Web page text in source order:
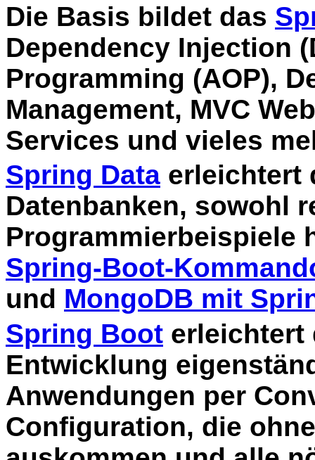
Die Basis bildet das
Dependency Injection
Programming (AOP),
Management, MVC
Services und vieles
Spring Data erleichtert
Datenbanken, sowohl
Programmierbeispiele
Spring-Boot-
und MongoDB mit
Spring Boot erleichtert
Entwicklung
Anwendungen per
Configuration, die